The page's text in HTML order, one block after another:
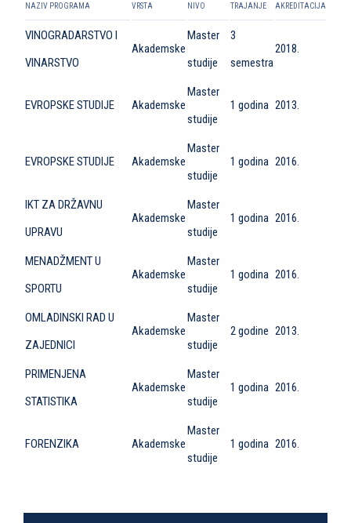
NAZIV PROGRAMA VRSTA NIVO TRAJANJE AKREDITACIJA
VINOGRADARSTVO I
VINARSTVO
Akademske
Master
studije
3
semestra
2018.
EVROPSKE STUDIJE Akademske
Master
studije
1 godina 2013.
EVROPSKE STUDIJE Akademske
Master
studije
1 godina 2016.
IKT ZA DRŽAVNU
UPRAVU
Akademske
Master
studije
1 godina 2016.
MENADŽMENT U
SPORTU
Akademske
Master
studije
1 godina 2016.
OMLADINSKI RAD U
ZAJEDNICI
Akademske
Master
studije
2 godine 2013.
PRIMENJENA
STATISTIKA
Akademske
Master
studije
1 godina 2016.
FORENZIKA Akademske
Master
studije
1 godina 2016.